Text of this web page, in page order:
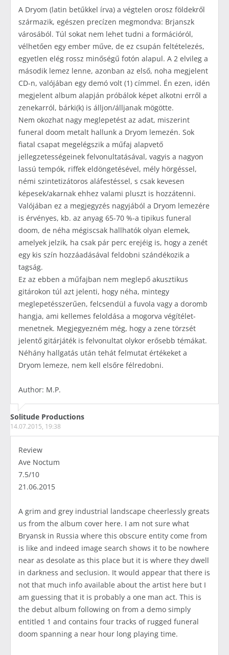
A Dryom (latin betűkkel írva) a végtelen orosz földekről
származik, egészen precízen megmondva: Brjanszk
városából. Túl sokat nem lehet tudni a formációról,
vélhetően egy ember műve, de ez csupán feltételezés,
egyetlen elég rossz minőségű fotón alapul. A 2 elvileg a
második lemez lenne, azonban az első, noha megjelent
CD-n, valójában egy demó volt (1) címmel. Én ezen, idén
megjelent album alapján próbálok képet alkotni erről a
zenekarról, bárki(k) is álljon/álljanak mögötte.
Nem okozhat nagy meglepetést az adat, miszerint
funeral doom metalt hallunk a Dryom lemezén. Sok
fiatal csapat megelégszik a műfaj alapvető
jellegzetességeinek felvonultatásával, vagyis a nagyon
lassú tempók, riffek eldöngetésével, mély hörgéssel,
némi szintetizátoros aláfestéssel, s csak kevesen
képesek/akarnak ehhez valami pluszt is hozzátenni.
Valójában ez a megjegyzés nagyjából a Dryom lemezére
is érvényes, kb. az anyag 65-70 %-a tipikus funeral
doom, de néha mégiscsak hallhatók olyan elemek,
amelyek jelzik, ha csak pár perc erejéig is, hogy a zenét
egy kis szín hozzáadásával feldobni szándékozik a
tagság.
Ez az ebben a műfajban nem meglepő akusztikus
gitárokon túl azt jelenti, hogy néha, mintegy
meglepetésszerűen, felcsendül a fuvola vagy a doromb
hangja, ami kellemes feloldása a mogorva végítélet-
menetnek. Megjegyezném még, hogy a zene törzsét
jelentő gitárjáték is felvonultat olykor erősebb témákat.
Néhány hallgatás után tehát felmutat értékeket a
Dryom lemeze, nem kell elsőre félredobni.
Author: M.P.
Solitude Productions
14.07.2015, 19:38
Review
Ave Noctum
7.5/10
21.06.2015
A grim and grey industrial landscape cheerlessly greats
us from the album cover here. I am not sure what
Bryansk in Russia where this obscure entity come from
is like and indeed image search shows it to be nowhere
near as desolate as this place but it is where they dwell
in darkness and seclusion. It would appear that there is
not that much info available about the artist here but I
am guessing that it is probably a one man act. This is
the debut album following on from a demo simply
entitled 1 and contains four tracks of rugged funeral
doom spanning a near hour long playing time.